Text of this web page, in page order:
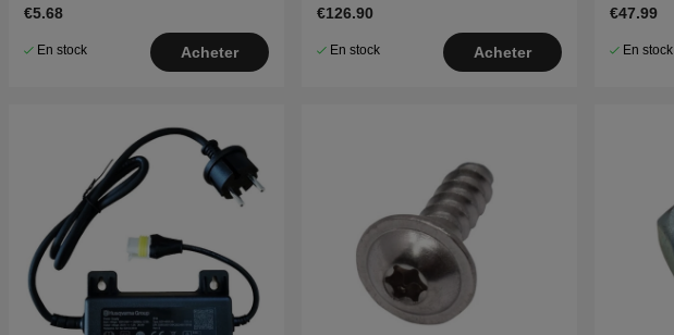
€5.68
En stock Acheter
€126.90
En stock Acheter
€47.99
En stock